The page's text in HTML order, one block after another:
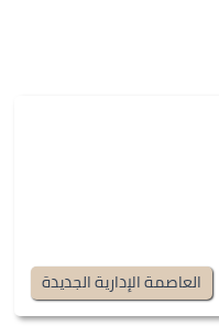
العاصمة الإدارية الجديدة